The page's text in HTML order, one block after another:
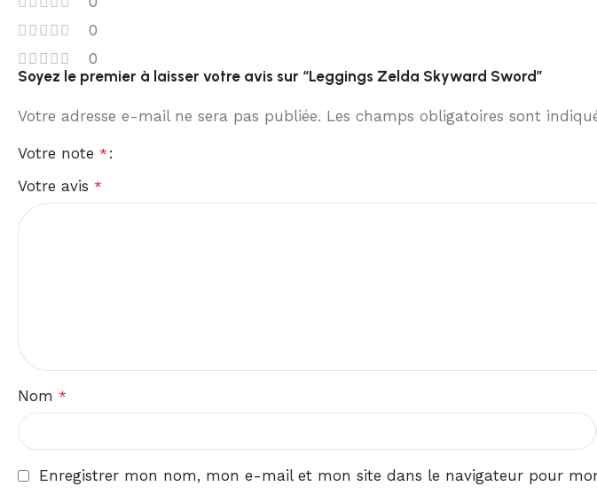
0
0
Soyez le premier à laisser votre avis sur “Leggings Zelda Skyward Sword”
Votre adresse e-mail ne sera pas publiée. Les champs obligatoires sont
Votre note *
Votre avis *
Nom *
Enregistrer mon nom, mon e-mail et mon site dans le navigateur pour